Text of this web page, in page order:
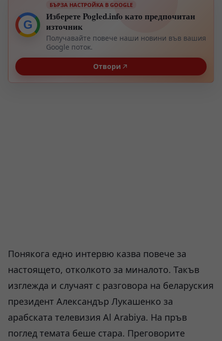
G
БЪРЗА НАСТРОЙКА В GOOGLE
Изберете Pogled.info като предпочитан
източник
Получавайте повече наши новини във вашия
Google поток.
Отвори
Понякога едно интервю казва повече за
настоящето, отколкото за миналото. Такъв
изглежда и случаят с разговора на беларуския
президент Александър Лукашенко за
арабската телевизия Al Arabiya. На пръв
поглед темата беше стара. Преговорите